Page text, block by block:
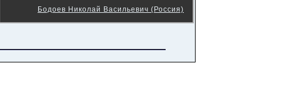
Бодоев Николай Васильевич (Россия)